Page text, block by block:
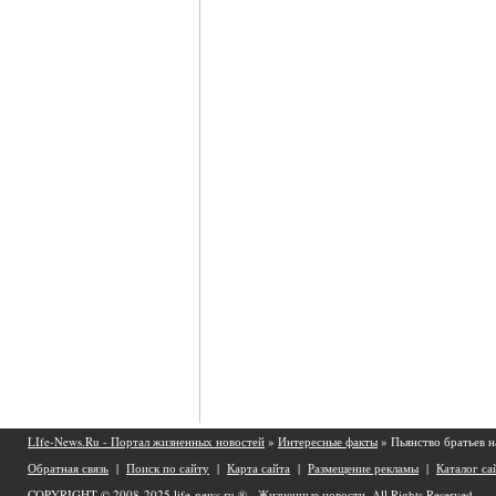
LIfe-News.Ru - Портал жизненных новостей » Интересные факты » Пьянство братьев
Обратная связь | Поиск по сайту | Карта сайта | Размещение рекламы | Каталог